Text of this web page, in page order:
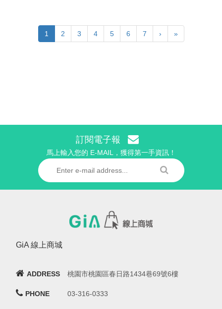
1 2 3 4 5 6 7 › »
訂閱電子報
馬上輸入您的 E-MAIL，獲得第一手資訊！
GiA 線上商城
ADDRESS 桃園市桃園區春日路1434巷69號6樓
PHONE 03-316-0333